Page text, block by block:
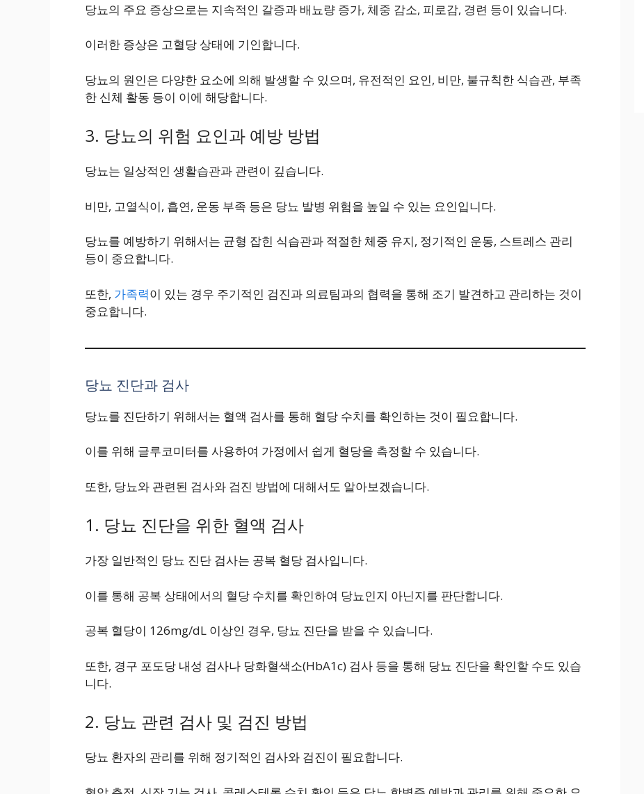
당뇨의 주요 증상으로는 지속적인 갈증과 배뇨량 증가, 체중 감소, 피로감, 경련 등이 있습니다.
이러한 증상은 고혈당 상태에 기인합니다.
당뇨의 원인은 다양한 요소에 의해 발생할 수 있으며, 유전적인 요인, 비만, 불규칙한 식습관, 부족
한 신체 활동 등이 이에 해당합니다.
3. 당뇨의 위험 요인과 예방 방법
당뇨는 일상적인 생활습관과 관련이 깊습니다.
비만, 고열식이, 흡연, 운동 부족 등은 당뇨 발병 위험을 높일 수 있는 요인입니다.
당뇨를 예방하기 위해서는 균형 잡힌 식습관과 적절한 체중 유지, 정기적인 운동, 스트레스 관리
등이 중요합니다.
또한, 가족력이 있는 경우 주기적인 검진과 의료팀과의 협력을 통해 조기 발견하고 관리하는 것이
중요합니다.
당뇨 진단과 검사
당뇨를 진단하기 위해서는 혈액 검사를 통해 혈당 수치를 확인하는 것이 필요합니다.
이를 위해 글루코미터를 사용하여 가정에서 쉽게 혈당을 측정할 수 있습니다.
또한, 당뇨와 관련된 검사와 검진 방법에 대해서도 알아보겠습니다.
1. 당뇨 진단을 위한 혈액 검사
가장 일반적인 당뇨 진단 검사는 공복 혈당 검사입니다.
이를 통해 공복 상태에서의 혈당 수치를 확인하여 당뇨인지 아닌지를 판단합니다.
공복 혈당이 126mg/dL 이상인 경우, 당뇨 진단을 받을 수 있습니다.
또한, 경구 포도당 내성 검사나 당화혈색소(HbA1c) 검사 등을 통해 당뇨 진단을 확인할 수도 있습
니다.
2. 당뇨 관련 검사 및 검진 방법
당뇨 환자의 관리를 위해 정기적인 검사와 검진이 필요합니다.